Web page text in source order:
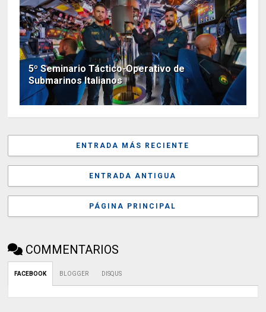
5º Seminario Táctico-Operativo de
Submarinos Italianos
ENTRADA MÁS RECIENTE
ENTRADA ANTIGUA
PÁGINA PRINCIPAL
COMMENTARIOS
FACEBOOK BLOGGER DISQUS